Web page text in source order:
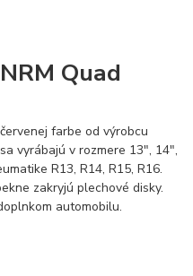
Quad
farbe od výrobcu
vyrábajú v rozmere 13", 14",
R13, R14, R15, R16.
zakryjú plechové disky.
automobilu.